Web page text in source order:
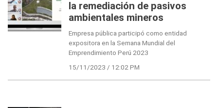
la remediación de pasivos
ambientales mineros
Empresa pública participó como entidad
expositora en la Semana Mundial del
Emprendimiento Perú 2023
15/11/2023 / 12:02 PM